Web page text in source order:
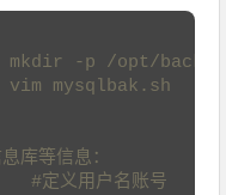
mkdir -p /opt/
vim mysqlbak.sh
库等信息：
#定义用户名账号